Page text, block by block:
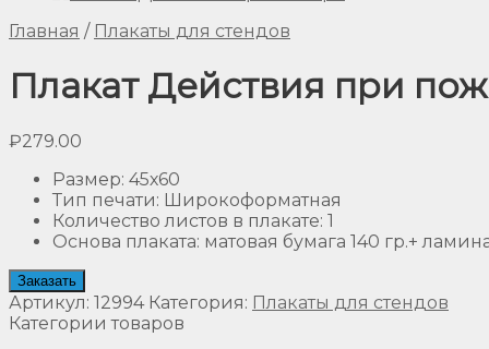
Главная / Плакаты для стендов
Плакат Действия при
₽279.00
Размер: 45х60
Тип печати: Широкоформатная
Количество листов в плакате: 1
Основа плаката: матовая бумага 140 гр.+
Заказать
Артикул: 12994 Категория: Плакаты для стендов
Категории товаров